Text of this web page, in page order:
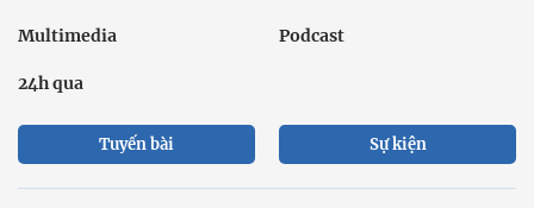
Multimedia Podcast
24h qua
Tuyến bài Sự kiện